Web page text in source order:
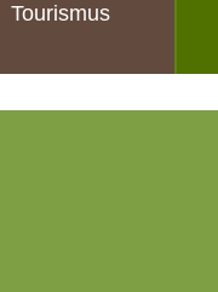
Tourismus